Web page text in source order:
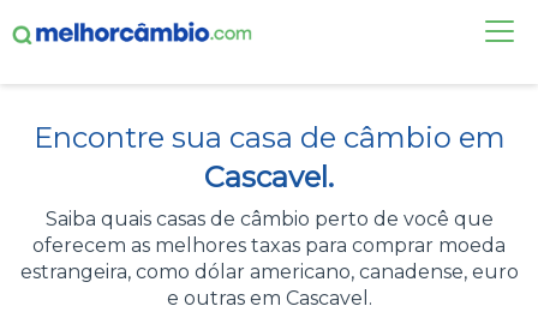
CASAS DE CÂMBIO
DÓLAR HOJE
ALERTA DE CÂMBIO
Encontre sua casa de câmbio em
Cascavel.
Saiba quais casas de câmbio perto de você que
oferecem as melhores taxas para comprar moeda
estrangeira, como dólar americano, canadense, euro
e outras em Cascavel.